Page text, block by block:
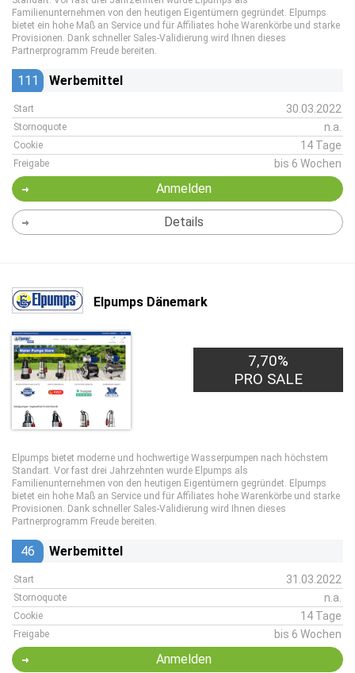
Familienunternehmen von den heutigen Eigentümern gegründet. Elpumps
bietet ein hohe Maß an Service und für Affiliates hohe Warenkörbe und starke
Provisionen. Dank schneller Sales-Validierung wird Ihnen dieses
Partnerprogramm Freude bereiten.
111 Werbemittel
Start 30.03.2022
Stornoquote n.a.
Cookie 14 Tage
Freigabe bis 6 Wochen
Anmelden
Details
Elpumps Dänemark
7,70%
PRO SALE
Elpumps bietet moderne und hochwertige Wasserpumpen nach höchstem
Standart. Vor fast drei Jahrzehnten wurde Elpumps als
Familienunternehmen von den heutigen Eigentümern gegründet. Elpumps
bietet ein hohe Maß an Service und für Affiliates hohe Warenkörbe und starke
Provisionen. Dank schneller Sales-Validierung wird Ihnen dieses
Partnerprogramm Freude bereiten.
46 Werbemittel
Start 31.03.2022
Stornoquote n.a.
Cookie 14 Tage
Freigabe bis 6 Wochen
Anmelden